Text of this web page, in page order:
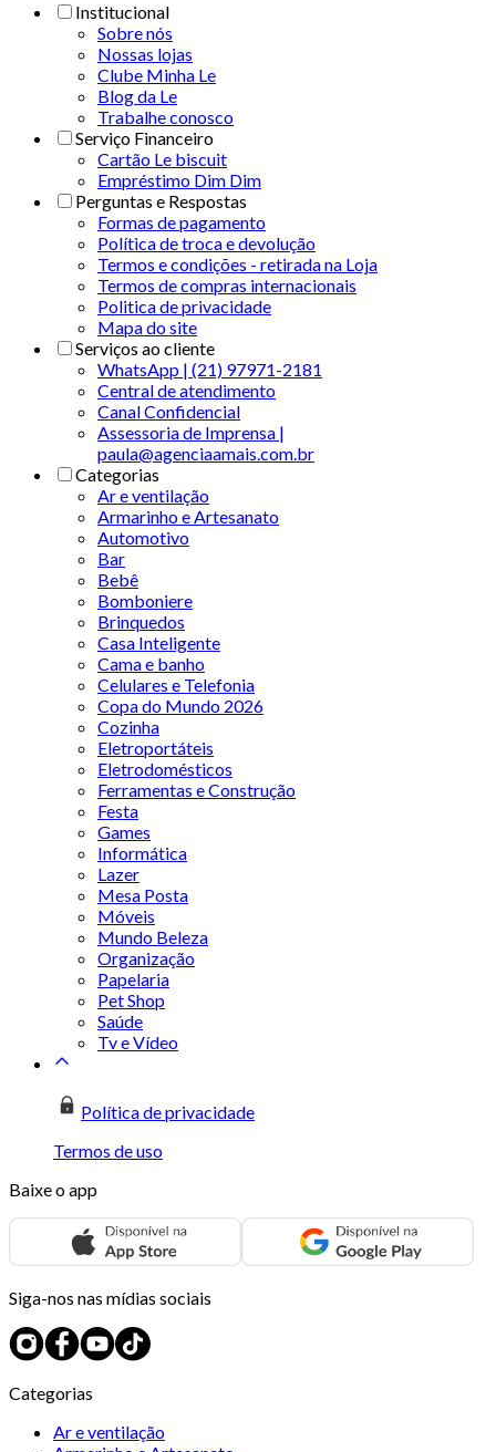
Institucional
Sobre nós
Nossas lojas
Clube Minha Le
Blog da Le
Trabalhe conosco
Serviço Financeiro
Cartão Le biscuit
Empréstimo Dim Dim
Perguntas e Respostas
Formas de pagamento
Política de troca e devolução
Termos e condições - retirada na Loja
Termos de compras internacionais
Politica de privacidade
Mapa do site
Serviços ao cliente
WhatsApp | (21) 97971-2181
Central de atendimento
Canal Confidencial
Assessoria de Imprensa |
paula@agenciaamais.com.br
Categorias
Ar e ventilação
Armarinho e Artesanato
Automotivo
Bar
Bebê
Bomboniere
Brinquedos
Casa Inteligente
Cama e banho
Celulares e Telefonia
Copa do Mundo 2026
Cozinha
Eletroportáteis
Eletrodomésticos
Ferramentas e Construção
Festa
Games
Informática
Lazer
Mesa Posta
Móveis
Mundo Beleza
Organização
Papelaria
Pet Shop
Saúde
Tv e Vídeo
Política de privacidade
Termos de uso
Baixe o app
Siga-nos nas mídias sociais
Categorias
Ar e ventilação